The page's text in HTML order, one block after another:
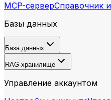
MCP-серверСправочник
Базы данных
База данных
RAG-хранилище
Управление аккаунтом